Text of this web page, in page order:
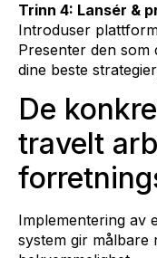
Trinn 4: Lansér &
Introduser
Presenter den som
dine beste
De
travelt
Implementering av
system gir